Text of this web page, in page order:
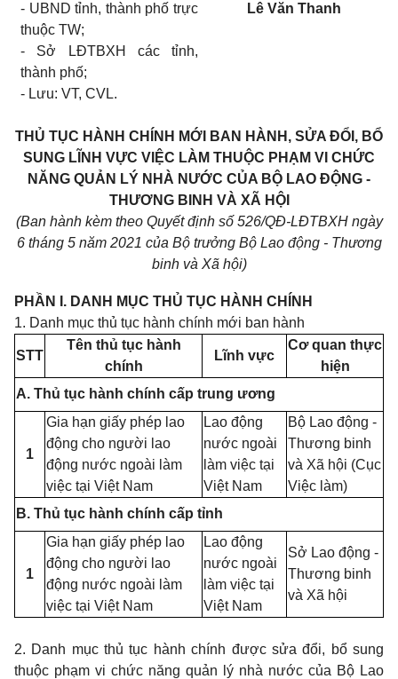
- UBND tỉnh, thành phố trực
thuộc TW;
- Sở LĐTBXH các tỉnh,
thành phố;
- Lưu: VT, CVL.
Lê Văn Thanh
THỦ TỤC HÀNH CHÍNH MỚI BAN HÀNH, SỬA ĐỔI, BỔ
SUNG LĨNH VỰC VIỆC LÀM THUỘC PHẠM VI CHỨC
NĂNG QUẢN LÝ NHÀ NƯỚC CỦA BỘ LAO ĐỘNG -
THƯƠNG BINH VÀ XÃ HỘI
(Ban hành kèm theo Quyết định số 526/QĐ-LĐTBXH ngày
6 tháng 5 năm 2021 của Bộ trưởng Bộ Lao động - Thương
binh và Xã hội)
PHẦN I. DANH MỤC THỦ TỤC HÀNH CHÍNH
1. Danh mục thủ tục hành chính mới ban hành
STT
Tên thủ tục hành
chính
Lĩnh vực
Cơ quan thực
hiện
A. Thủ tục hành chính cấp trung ương
1
Gia hạn giấy phép lao
động cho người lao
động nước ngoài làm
việc tại Việt Nam
Lao động
nước ngoài
làm việc tại
Việt Nam
Bộ Lao động -
Thương binh
và Xã hội (Cục
Việc làm)
B. Thủ tục hành chính cấp tỉnh
1
Gia hạn giấy phép lao
động cho người lao
động nước ngoài làm
việc tại Việt Nam
Lao động
nước ngoài
làm việc tại
Việt Nam
Sở Lao động -
Thương binh
và Xã hội
2. Danh mục thủ tục hành chính được sửa đổi, bổsung
thuộc phạm vi chức năng quản lý nhà nước của Bộ Lao